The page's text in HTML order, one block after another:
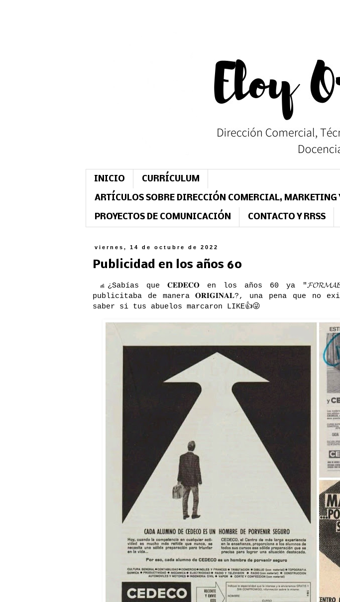
INICIO CURRÍCULUM
ARTÍCULOS SOBRE DIRECCIÓN COMERCIAL, MARKETING
PROYECTOS DE COMUNICACIÓN CONTACTO Y RRSS
viernes, 14 de octubre de 2022
Publicidad en los años 60
☝️¿Sabías que 𝐂𝐄𝐃𝐄𝐂𝐎 en los años 60 ya
publicitaba de manera 𝐎𝐑𝐈𝐆𝐈𝐍𝐀𝐋?, una pena que no
saber si tus abuelos marcaron LIKE👍😜